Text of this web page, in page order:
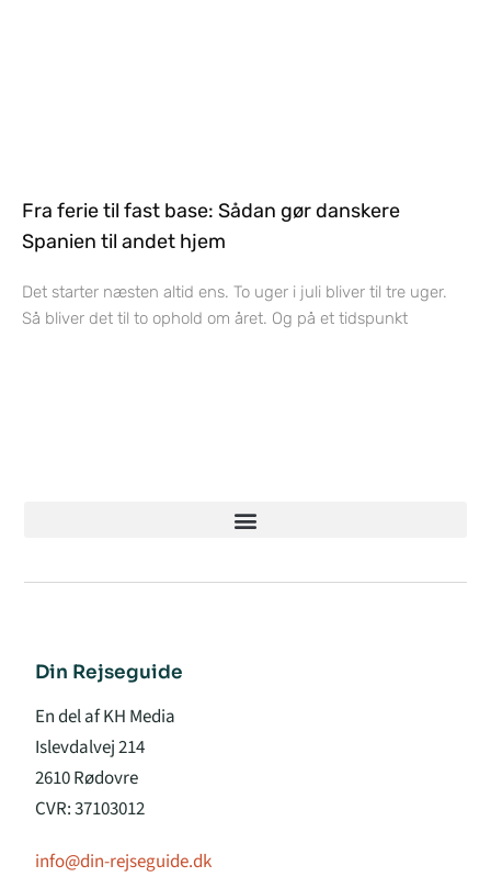
Fra ferie til fast base: Sådan gør danskere
Spanien til andet hjem
Det starter næsten altid ens. To uger i juli bliver til tre uger.
Så bliver det til to ophold om året. Og på et tidspunkt
Din Rejseguide
En del af KH Media
Islevdalvej 214
2610 Rødovre
CVR: 37103012
info@din-rejseguide.dk